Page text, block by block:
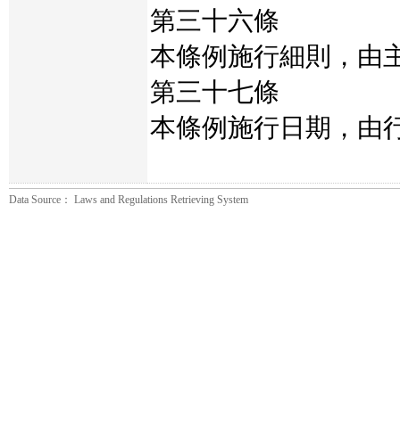
第三十六條
本條例施行細則，由
第三十七條
本條例施行日期，由
Data Source： Laws and Regulations Retrieving System